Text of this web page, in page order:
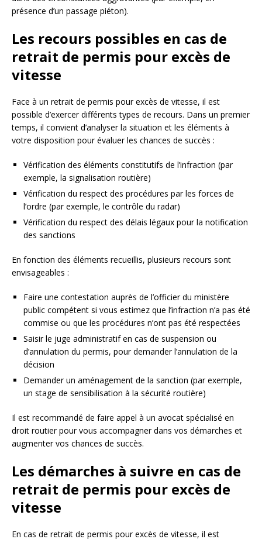
présence d’un passage piéton).
Les recours possibles en cas de
retrait de permis pour excès de
vitesse
Face à un retrait de permis pour excès de vitesse, il est
possible d’exercer différents types de recours. Dans un premier
temps, il convient d’analyser la situation et les éléments à
votre disposition pour évaluer les chances de succès :
Vérification des éléments constitutifs de l’infraction (par
exemple, la signalisation routière)
Vérification du respect des procédures par les forces de
l’ordre (par exemple, le contrôle du radar)
Vérification du respect des délais légaux pour la notification
des sanctions
En fonction des éléments recueillis, plusieurs recours sont
envisageables :
Faire une contestation auprès de l’officier du ministère
public compétent si vous estimez que l’infraction n’a pas été
commise ou que les procédures n’ont pas été respectées
Saisir le juge administratif en cas de suspension ou
d’annulation du permis, pour demander l’annulation de la
décision
Demander un aménagement de la sanction (par exemple,
un stage de sensibilisation à la sécurité routière)
Il est recommandé de faire appel à un avocat spécialisé en
droit routier pour vous accompagner dans vos démarches et
augmenter vos chances de succès.
Les démarches à suivre en cas de
retrait de permis pour excès de
vitesse
En cas de retrait de permis pour excès de vitesse, il est